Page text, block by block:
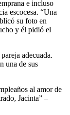
e incluso
escocesa. “Una
su foto en
y él pidió el
adecuada.
una de sus
al amor de
Jacinta” –